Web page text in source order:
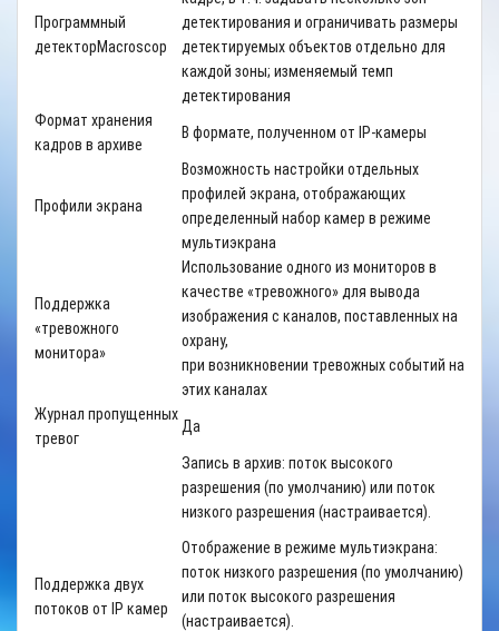
Программный
детекторMacroscop
детектирования и ограничивать размеры
детектируемых объектов отдельно для
каждой зоны; изменяемый темп
детектирования
Формат хранения
кадров в архиве
В формате, полученном от IP-камеры
Профили экрана
Возможность настройки отдельных
профилей экрана, отображающих
определенный набор камер в режиме
мультиэкрана
Поддержка
«тревожного
монитора»
Использование одного из мониторов в
качестве «тревожного» для вывода
изображения с каналов, поставленных на
охрану,
при возникновении тревожных событий на
этих каналах
Журнал пропущенных
тревог
Да
Поддержка двух
потоков от IP камер
Запись в архив: поток высокого
разрешения (по умолчанию) или поток
низкого разрешения (настраивается).
Отображение в режиме мультиэкрана:
поток низкого разрешения (по умолчанию)
или поток высокого разрешения
(настраивается).